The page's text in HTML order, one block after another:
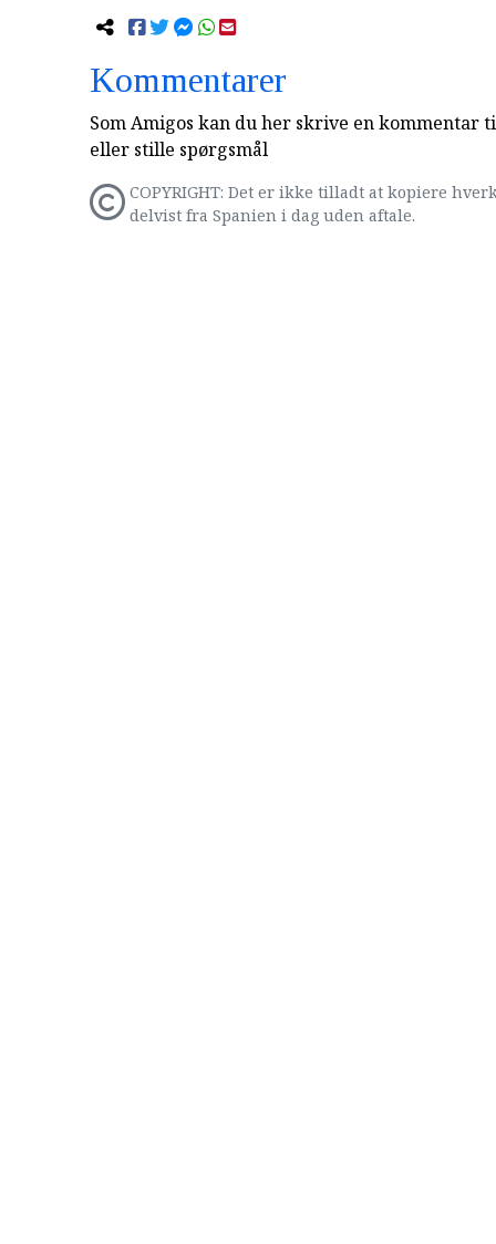
Kommentarer
Som Amigos kan du her skrive en kommentar
eller stille spørgsmål
COPYRIGHT: Det er ikke tilladt at kopiere
delvist fra Spanien i dag uden aftale.